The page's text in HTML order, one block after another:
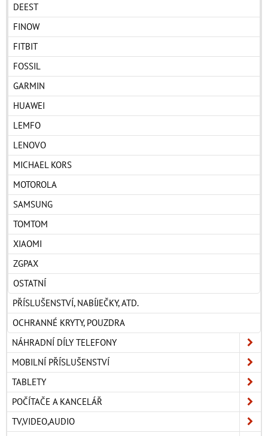
DEEST
FINOW
FITBIT
FOSSIL
GARMIN
HUAWEI
LEMFO
LENOVO
MICHAEL KORS
MOTOROLA
SAMSUNG
TOMTOM
XIAOMI
ZGPAX
OSTATNÍ
PŘÍSLUŠENSTVÍ, NABÍJEČKY, ATD.
OCHRANNÉ KRYTY, POUZDRA
NÁHRADNÍ DÍLY TELEFONY
MOBILNÍ PŘÍSLUŠENSTVÍ
TABLETY
POČÍTAČE A KANCELÁŘ
TV,VIDEO,AUDIO